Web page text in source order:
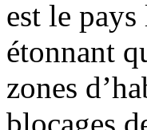
est le
étonnant
zones